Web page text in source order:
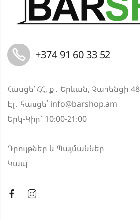
+374 91 60 33 52
Հասցե՝ ՀՀ, ք․ Երևան, Չարենցի 48
Էլ․ հասցե՝ info@barshop.am
Երկ-Կիր` 10։00-21։00
Դրույթներ և Պայմաններ
Կապ